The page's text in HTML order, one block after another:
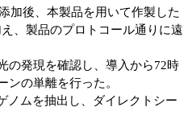
質・家畜他）
加後、本製品を用いて作製した
え、製品のプロトコール通りに遠
の発現を確認し、導入から72時
ンの単離を行った。
ノムを抽出し、ダイレクトシー